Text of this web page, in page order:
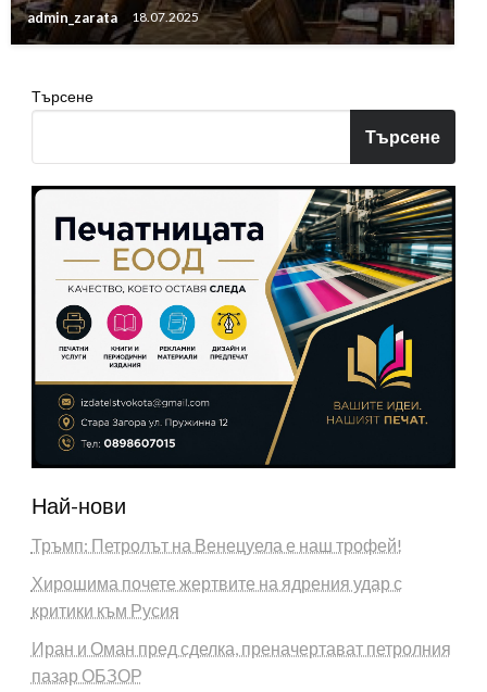
admin_zarata 18.07.2025
Търсене
Търсене
Най-нови
Тръмп: Петролът на Венецуела е наш трофей!
Хирошима почете жертвите на ядрения удар с
критики към Русия
Иран и Оман пред сделка, преначертават петролния
пазар ОБЗОР